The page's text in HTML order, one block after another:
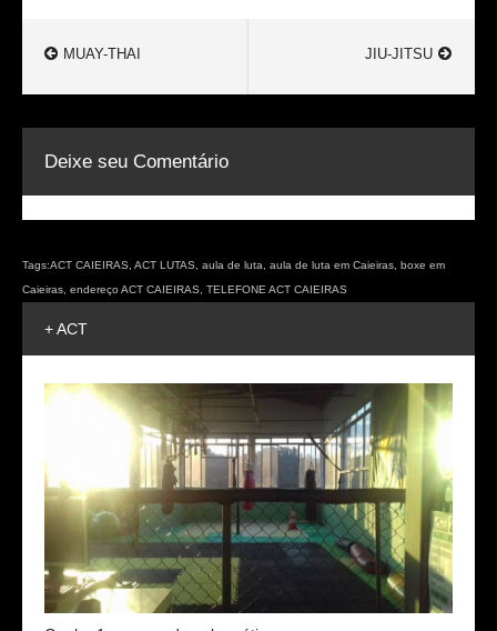
MUAY-THAI JIU-JITSU
Deixe seu Comentário
Tags:ACT CAIEIRAS ACT LUTAS aula de luta aula de luta em Caieiras boxe em
Caieiras endereço ACT CAIEIRAS TELEFONE ACT CAIEIRAS
+ ACT